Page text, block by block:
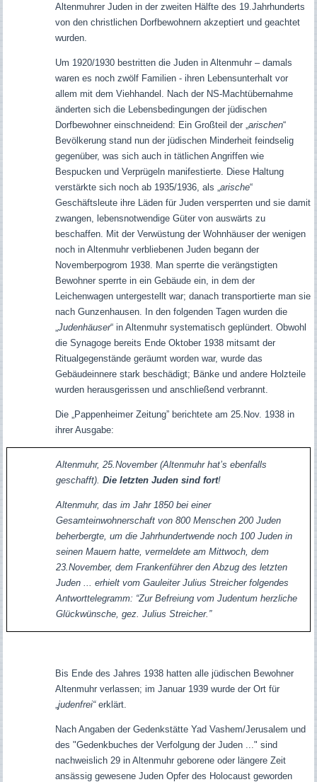
Altenmuhrer Juden in der zweiten Hälfte des 19.Jahrhunderts
von den christlichen Dorfbewohnern akzeptiert und geachtet
wurden.
Um 1920/1930 bestritten die Juden in Altenmuhr – damals
waren es noch zwölf Familien - ihren Lebensunterhalt vor
allem mit dem Viehhandel. Nach der NS-Machtübernahme
änderten sich die Lebensbedingungen der jüdischen
Dorfbewohner einschneidend: Ein Großteil der „ arischen“
Bevölkerung stand nun der jüdischen Minderheit feindselig
gegenüber, was sich auch in tätlichen Angriffen wie
Bespucken und Verprügeln manifestierte. Diese Haltung
verstärkte sich noch ab 1935/1936, als „ arische“
Geschäftsleute ihre Läden für Juden versperrten und sie damit
zwangen, lebensnotwendige Güter von auswärts zu
beschaffen. Mit der Verwüstung der Wohnhäuser der wenigen
noch in Altenmuhr verbliebenen Juden begann der
Novemberpogrom 1938. Man sperrte die verängstigten
Bewohner sperrte in ein Gebäude ein, in dem der
Leichenwagen untergestellt war; danach transportierte man sie
nach Gunzenhausen.
In den folgenden Tagen wurden die
Judenhäuser“ in Altenmuhr systematisch geplündert. Obwohl
die Synagoge bereits Ende Oktober 1938 mitsamt der
Ritualgegenstände geräumt worden war, wurde das
Gebäudeinnere stark beschädigt; Bänke und andere Holzteile
wurden herausgerissen und anschließend verbrannt.
Die „Pappenheimer Zeitung” berichtete am 25.Nov. 1938 in
ihrer Ausgabe:
Altenmuhr, 25.November (Altenmuhr hat’s ebenfalls
geschafft). Die letzten Juden sind fort!
Altenmuhr, das im Jahr 1850 bei einer
Gesamteinwohnerschaft von 800 Menschen 200 Juden
beherbergte, um die Jahrhundertwende noch 100 Juden in
seinen Mauern hatte, vermeldete am Mittwoch, dem
23.November, dem Frankenführer den Abzug des letzten
Juden ... erhielt vom Gauleiter Julius Streicher folgendes
Antworttelegramm: “Zur Befreiung vom Judentum herzliche
Glückwünsche, gez. Julius Streicher.”
Bis Ende des Jahres 1938 hatten alle jüdischen Bewohner
Altenmuhr verlassen; im Januar 1939 wurde der Ort für
judenfrei“erklärt.
Nach Angaben der Gedenkstätte Yad Vashem/Jerusalem und
des "Gedenkbuches der Verfolgung der Juden ..." sind
nachweislich 29 in Altenmuhr geborene oder längere Zeit
ansässig gewesene Juden Opfer des Holocaust geworden